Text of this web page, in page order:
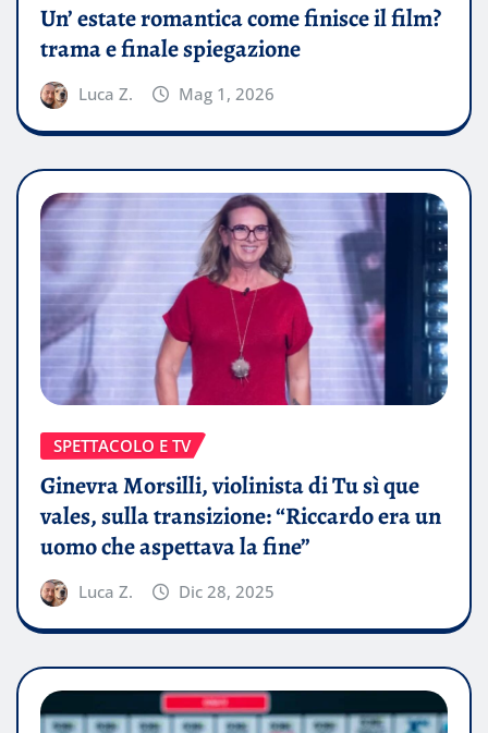
Un’ estate romantica come finisce il film?
trama e finale spiegazione
Luca Z. Mag 1, 2026
SPETTACOLO E TV
Ginevra Morsilli, violinista di Tu sì que
vales, sulla transizione: “Riccardo era un
uomo che aspettava la fine”
Luca Z. Dic 28, 2025